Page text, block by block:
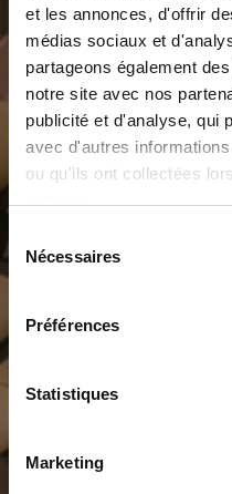
et les annonces, d'offrir
médias sociaux et
partageons également
notre site avec nos
publicité et d'analyse, qui
avec d'autres
ou qu'ils ont collectées
du Nécessaires
Préférences
Statistiques
Marketing